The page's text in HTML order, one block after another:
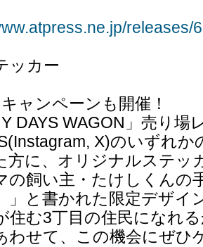
releases/
ッカー
ャンペーンも開催！
DAYS WAGON」売り
X)のいずれか
方に、オリジナルステッ
の飼い主・たけしくんの
」と書かれた限定デザイ
住む3丁目の住民になれ
わせて、この機会にぜひ